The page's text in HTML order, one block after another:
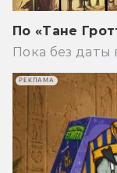
По «Тане
Пока без даты
РЕКЛАМА